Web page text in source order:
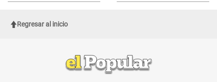
Regresar al inicio